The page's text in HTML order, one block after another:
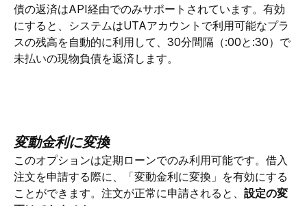
債の返済はAPI経由でのみサポートされています。有効
にすると、システムはUTAアカウントで利用可能なプラ
スの残高を自動的に利用して、30分間隔（:00と:30）で
未払いの現物負債を返済します。
変動金利に変換
このオプションは定期ローンでのみ利用可能です。借入
注文を申請する際に、「変動金利に変換」を有効にする
ことができます。注文が正常に申請されると、 設定の変